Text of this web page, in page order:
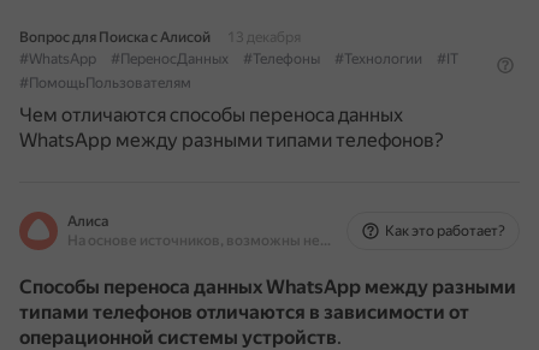
Вопрос для Поиска с Алисой
13 декабря
#WhatsApp
#ПереносДанных #Телефоны #Технологии
#IT
#ПомощьПользователям
Чем отличаются способы переноса данных
WhatsApp между разными типами телефонов?
Алиса
На основе источников, возможны неточности
Как это работает?
Способы переноса данных WhatsApp между разными
типами телефонов отличаются в зависимости от
операционной системы устройств.